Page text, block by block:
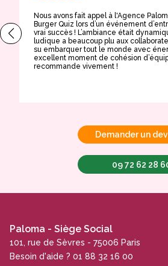
Nous avons fait appel à l'Agence
Burger Quiz lors d’un événement
vrai succès ! L’ambiance était
ludique a beaucoup plu aux
su embarquer tout le monde avec
excellent moment de cohésion
recommande vivement !
Demander un
09 72 62 28
Paloma - Siège Social
101, rue de Sèvres - 75006 Paris
Besoin d'aide ? 01 88 32 16 00